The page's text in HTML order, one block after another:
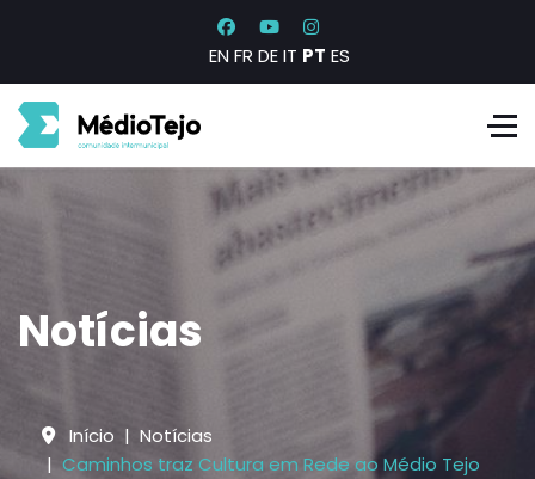
EN FR DEIT PT ES
Notícias
Início
Notícias
Caminhos traz Cultura em Rede ao Médio Tejo